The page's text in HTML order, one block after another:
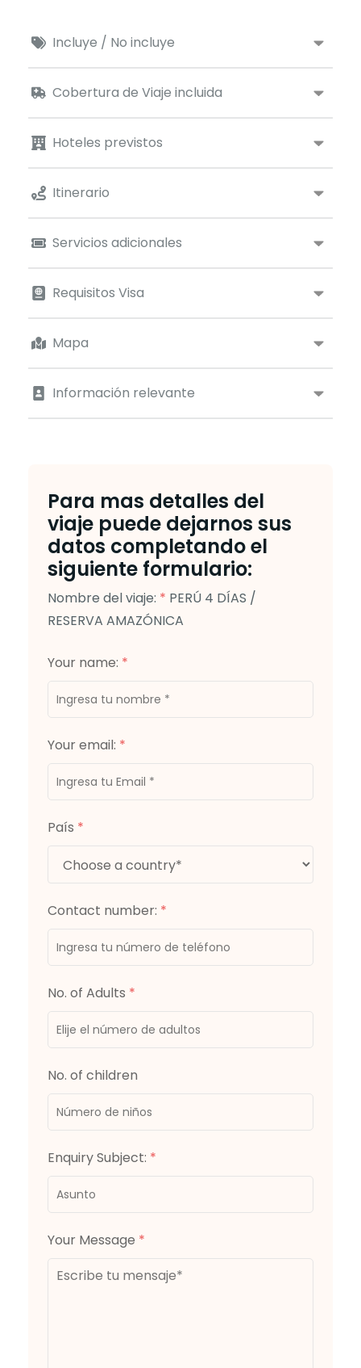
Incluye / No incluye
Cobertura de Viaje incluida
Hoteles previstos
Itinerario
Servicios adicionales
Requisitos Visa
Mapa
Información relevante
Para mas detalles del
viaje puede dejarnos sus
datos completando el
siguiente formulario:
Nombre del viaje: * PERÚ 4 DÍAS /
RESERVA AMAZÓNICA
Your name: *
Your email: *
País *
Contact number: *
No. of Adults *
No. of children
Enquiry Subject: *
Your Message *